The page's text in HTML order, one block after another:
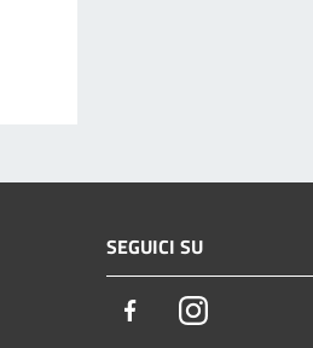
SEGUICI SU
FacebookInstagram